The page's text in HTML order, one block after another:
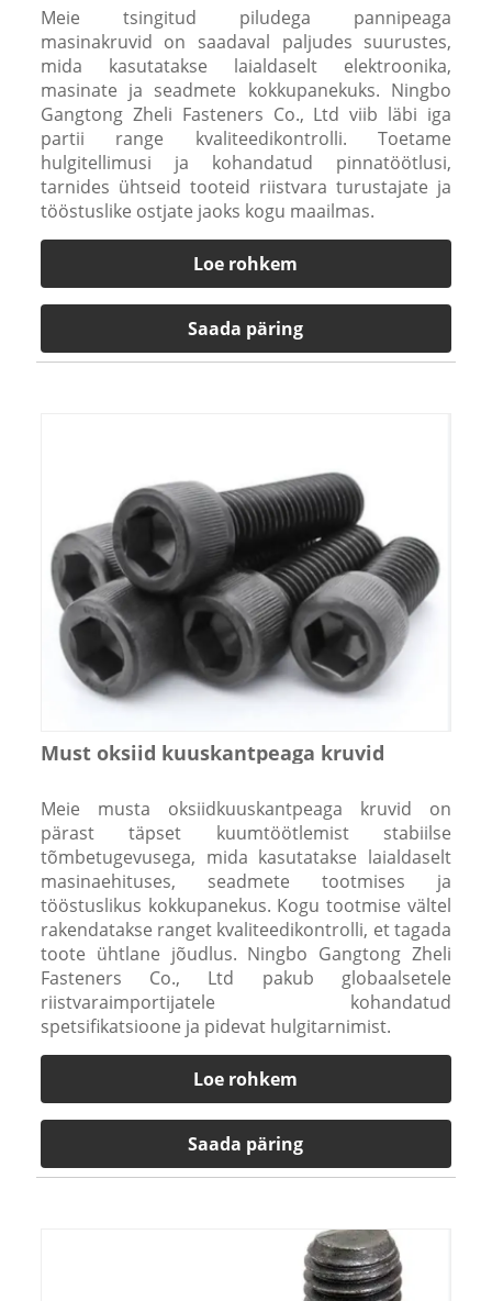
Meie tsingitud piludega pannipeaga
masinakruvid on saadaval paljudes suurustes,
mida kasutatakse laialdaselt elektroonika,
masinate ja seadmete kokkupanekuks. Ningbo
Gangtong Zheli Fasteners Co., Ltd viib läbi iga
partii range kvaliteedikontrolli. Toetame
hulgitellimusi ja kohandatud pinnatöötlusi,
tarnides ühtseid tooteid riistvara turustajate ja
tööstuslike ostjate jaoks kogu maailmas.
Loe rohkem
Saada päring
Must oksiid kuuskantpeaga kruvid
Meie musta oksiidkuuskantpeaga kruvid on
pärast täpset kuumtöötlemist stabiilse
tõmbetugevusega, mida kasutatakse laialdaselt
masinaehituses, seadmete tootmises ja
tööstuslikus kokkupanekus. Kogu tootmise vältel
rakendatakse ranget kvaliteedikontrolli, et tagada
toote ühtlane jõudlus. Ningbo Gangtong Zheli
Fasteners Co., Ltd pakub globaalsetele
riistvaraimportijatele kohandatud
spetsifikatsioone ja pidevat hulgitarnimist.
Loe rohkem
Saada päring